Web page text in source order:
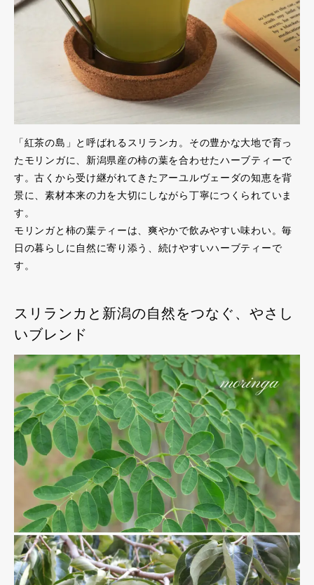
「紅茶の島」と呼ばれるスリランカ。その豊かな大地で育っ
たモリンガに、新潟県産の柿の葉を合わせたハーブティーで
す。古くから受け継がれてきたアーユルヴェーダの知恵を背
景に、素材本来の力を大切にしながら丁寧につくられていま
す。
モリンガと柿の葉ティーは、爽やかで飲みやすい味わい。毎
日の暮らしに自然に寄り添う、続けやすいハーブティーで
す。
スリランカと新潟の自然をつなぐ、やさし
いブレンド